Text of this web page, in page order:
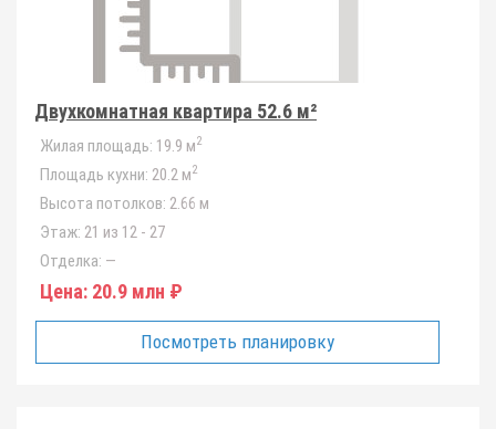
Двухкомнатная квартира 52.6 м²
Жилая площадь: 19.9 м2
Площадь кухни: 20.2 м2
Высота потолков: 2.66 м
Этаж: 21 из 12 - 27
Отделка: —
Цена: 20.9 млн ₽
Посмотреть планировку